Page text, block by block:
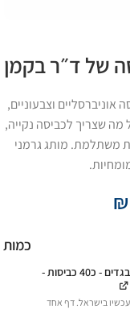
של ד״ר בקמן
וצבעוניים,
מה שצריך לכביסה נקייה,
משתלמת. מותג גרמני
₪
כמות
דפי כביסה אוניברסליים לכל סוגי הבגדים - כ40 כביסות -
עכשיו בישראל. דף אחד